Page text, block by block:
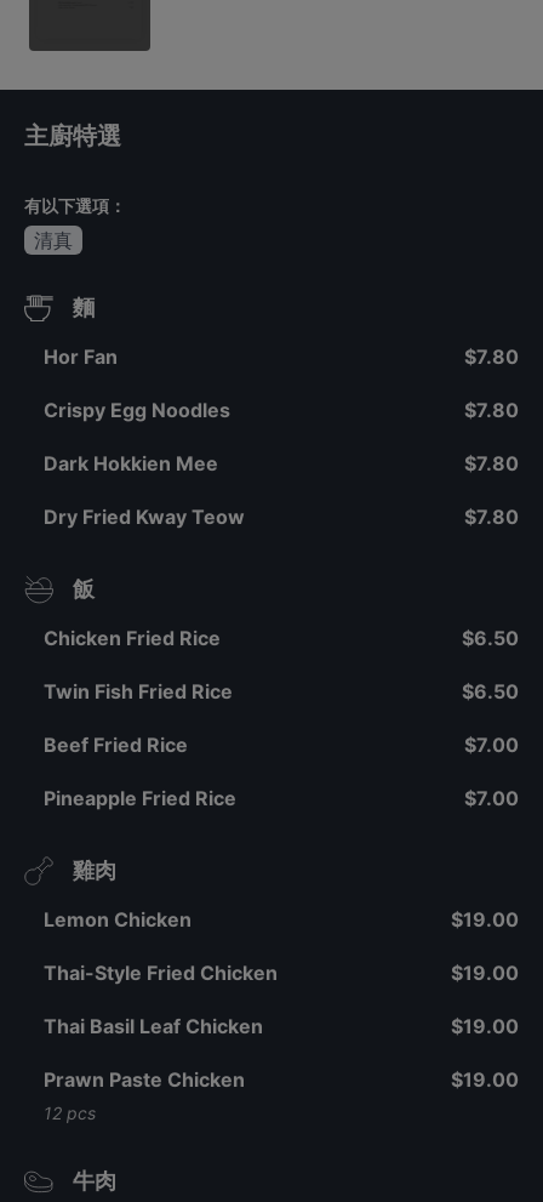
主廚特選
有以下選項：
清真
麵
Hor Fan $7.80
Crispy Egg Noodles $7.80
Dark Hokkien Mee $7.80
Dry Fried Kway Teow $7.80
飯
Chicken Fried Rice $6.50
Twin Fish Fried Rice $6.50
Beef Fried Rice $7.00
Pineapple Fried Rice $7.00
雞肉
Lemon Chicken $19.00
Thai-Style Fried Chicken $19.00
Thai Basil Leaf Chicken $19.00
Prawn Paste Chicken
12 pcs
$19.00
牛肉